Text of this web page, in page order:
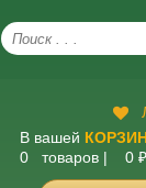
В вашей
0 товаров |
0 ₽